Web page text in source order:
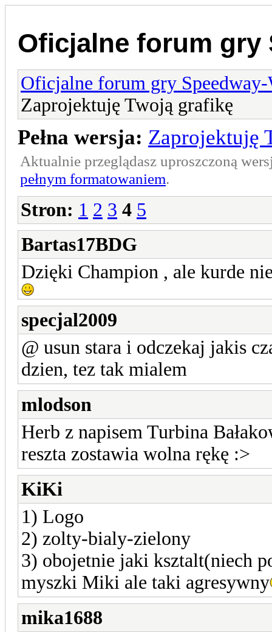
Oficjalne forum gry
Oficjalne forum gry
Zaprojektuję Twoją grafikę
Pełna wersja: Zaprojektuję
Aktualnie przeglądasz uproszczoną
pełnym formatowaniem.
Stron: 1 2 3 4 5
Bartas17BDG
Dzięki Champion , ale kurde
specjal2009
@ usun stara i odczekaj jakis
dzien, tez tak mialem
mlodson
Herb z napisem Turbina
reszta zostawia wolna rękę :>
KiKi
1) Logo
2) zolty-bialy-zielony
3) obojetnie jaki ksztalt(niech
myszki Miki ale taki agresywny
mika1688